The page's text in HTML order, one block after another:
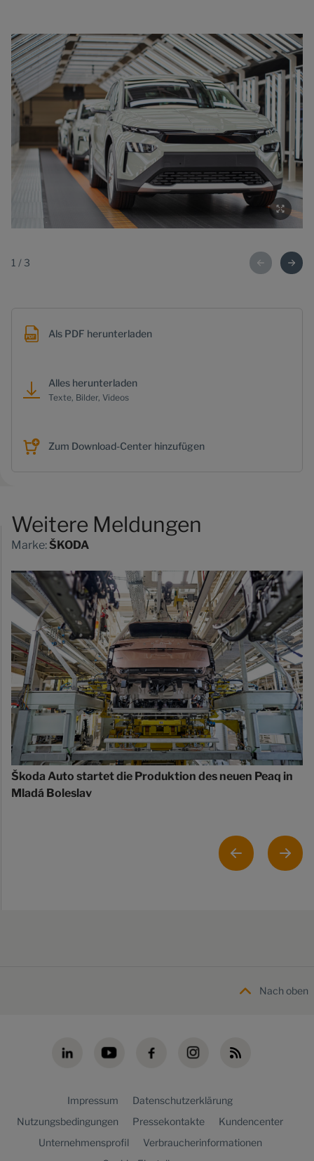
1 / 3
Als PDF herunterladen
Alles herunterladen
Texte, Bilder, Videos
Zum Download-Center hinzufügen
Weitere Meldungen
Marke: ŠKODA
Škoda Auto startet die Produktion des neuen Peaq in
Mladá Boleslav
Nach oben
Impressum
Datenschutzerklärung
Nutzungsbedingungen
Pressekontakte
Kundencenter
Unternehmensprofil
Verbraucherinformationen